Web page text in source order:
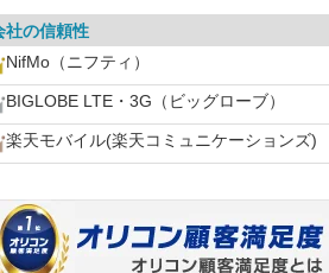
社の信頼性
NifMo（ニフティ）
BIGLOBE LTE・3G（ビッグローブ）
楽天モバイル(楽天コミュニケーションズ)